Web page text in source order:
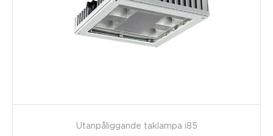
Utanpåliggande taklampa i85